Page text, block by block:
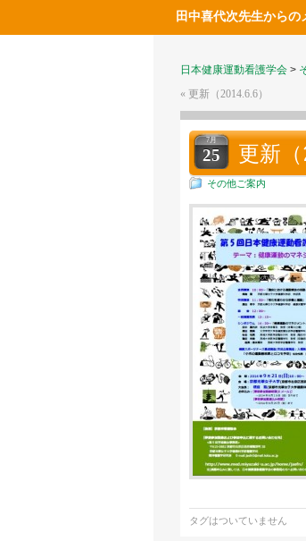
田中喜代次先生からの
日本健康運動看護学会 >
« 更新（2014.6.6）
7月
25 更新（
その他ご案内
タグはついていません